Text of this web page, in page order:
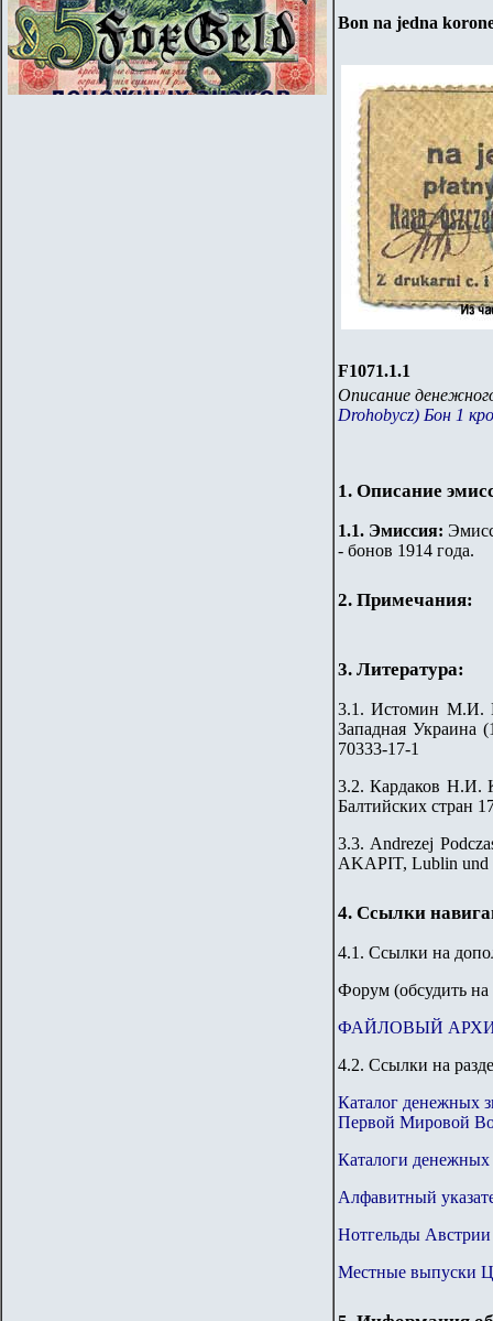
Bon na jedna
F1071.1.1
Описание
Drohobycz) Бон 1
1. Описание
1.1. Эмиссия:
- бонов 1914 года.
2. Примечания:
3. Литература:
3.1. Истомин М.И.
Западная Украина
70333-17-1
3.2. Кардаков Н.И.
Балтийских стран
3.3. Andrezej
AKAPIT, Lublin und
4. Ссылки
4.1. Ссылки на
Форум (обсудить
ФАЙЛОВЫЙ
4.2. Ссылки на
Каталог денежных
Первой Мировой
Каталоги денежных
Алфавитный
Нотгельды
Местные выпуски